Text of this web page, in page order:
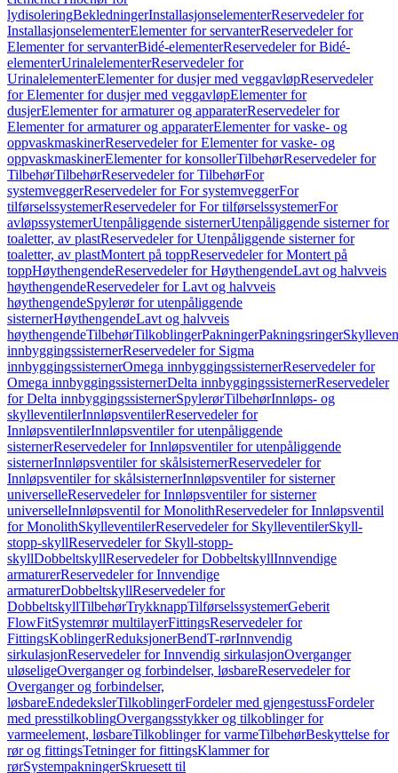
lydisoleringBekledningerInstallasjonselementerReservedeler for
InstallasjonselementerElementer for servanterReservedeler for
Elementer for servanterBidé-elementerReservedeler for Bidé-
elementerUrinalelementerReservedeler for
UrinalelementerElementer for dusjer med veggavløpReservedeler
for Elementer for dusjer med veggavløpElementer for
dusjerElementer for armaturer og apparaterReservedeler for
Elementer for armaturer og apparaterElementer for vaske- og
oppvaskmaskinerReservedeler for Elementer for vaske- og
oppvaskmaskinerElementer for konsollerTilbehørReservedeler for
TilbehørTilbehørReservedeler for TilbehørFor
systemveggerReservedeler for For systemveggerFor
tilførselssystemerReservedeler for For tilførselssystemerFor
avløpssystemerUtenpåliggende sisternerUtenpåliggende sisterner for
toaletter, av plastReservedeler for Utenpåliggende sisterner for
toaletter, av plastMontert på toppReservedeler for Montert på
toppHøythengendeReservedeler for HøythengendeLavt og halvveis
høythengendeReservedeler for Lavt og halvveis
høythengendeSpylerør for utenpåliggende
sisternerHøythengendeLavt og halvveis
høythengendeTilbehørTilkoblingerPakningerPakningsringer
innbyggingssisternerReservedeler for Sigma
innbyggingssisternerOmega innbyggingssisternerReservedeler for
Omega innbyggingssisternerDelta innbyggingssisternerReservedeler
for Delta innbyggingssisternerSpylerørTilbehørInnløps- og
skylleventilerInnløpsventilerReservedeler for
InnløpsventilerInnløpsventiler for utenpåliggende
sisternerReservedeler for Innløpsventiler for utenpåliggende
sisternerInnløpsventiler for skålsisternerReservedeler for
Innløpsventiler for skålsisternerInnløpsventiler for sisterner
universelleReservedeler for Innløpsventiler for sisterner
universelleInnløpsventil for MonolithReservedeler for Innløpsventil
for MonolithSkylleventilerReservedeler for SkylleventilerSkyll-
stopp-skyllReservedeler for Skyll-stopp-
skyllDobbeltskyllReservedeler for DobbeltskyllInnvendige
armaturerReservedeler for Innvendige
armaturerDobbeltskyllReservedeler for
DobbeltskyllTilbehørTrykknappTilførselssystemerGeberit
FlowFitSystemrør multilayerFittingsReservedeler for
FittingsKoblingerReduksjonerBendT-rørInnvendig
sirkulasjonReservedeler for Innvendig sirkulasjonOverganger
uløseligeOverganger og forbindelser, løsbareReservedeler for
Overganger og forbindelser,
løsbareEndedekslerTilkoblingerFordeler med gjengestussFordeler
med presstilkoblingOvergangsstykker og tilkoblinger for
varmeelement, løsbareTilkoblinger for varmeTilbehørBeskyttelse for
rør og fittingsTetninger for fittingsKlammer for
rørSystempakningerSkruesett til